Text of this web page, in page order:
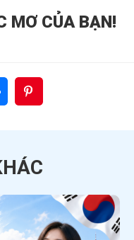
MƠ CỦA BẠN!